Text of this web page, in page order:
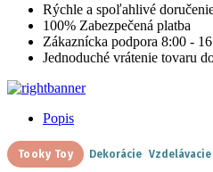
Rýchle a spoľahlivé
100% Zabezpečená platba
Zákaznícka podpora 8:00 -
Jednoduché vrátenie tovaru
Popis
Tooky Toy Dekorácie Vzdelávacie